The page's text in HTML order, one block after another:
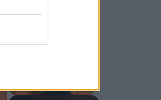
Play Video